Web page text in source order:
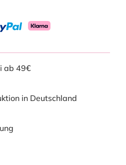
ab 49€
in Deutschland